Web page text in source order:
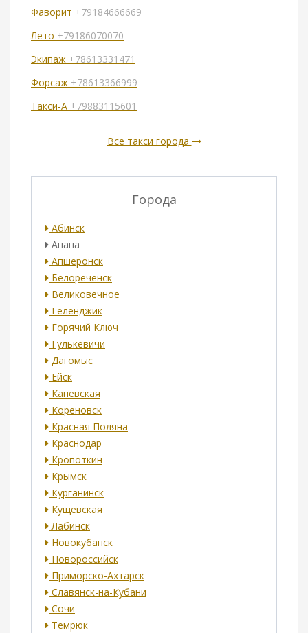
Фаворит +79184666669
Лето +79186070070
Экипаж +78613331471
Форсаж +78613366999
Такси-А +79883115601
Все такси города
Города
Абинск
Анапа
Апшеронск
Белореченск
Великовечное
Геленджик
Горячий Ключ
Гулькевичи
Дагомыс
Ейск
Каневская
Кореновск
Красная Поляна
Краснодар
Кропоткин
Крымск
Курганинск
Кущевская
Лабинск
Новокубанск
Новороссийск
Приморско-Ахтарск
Славянск-на-Кубани
Сочи
Темрюк